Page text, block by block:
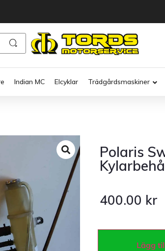
Indian MC Elcyklar Trädgårdsmaskiner
Polaris
400.00 kr
Lägg